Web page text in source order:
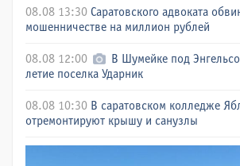
08.08 13:30 Саратовского адвоката
мошенничестве на миллион рублей
08.08 12:00
В Шумейке под
летие поселка Ударник
08.08 10:30 В саратовском колледже
отремонтируют крышу и санузлы